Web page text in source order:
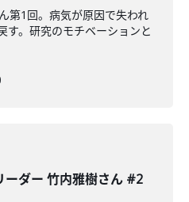
第1回。病気が原因で失われ
す。研究のモチベーションと
ーダー 竹内雅樹さん #2